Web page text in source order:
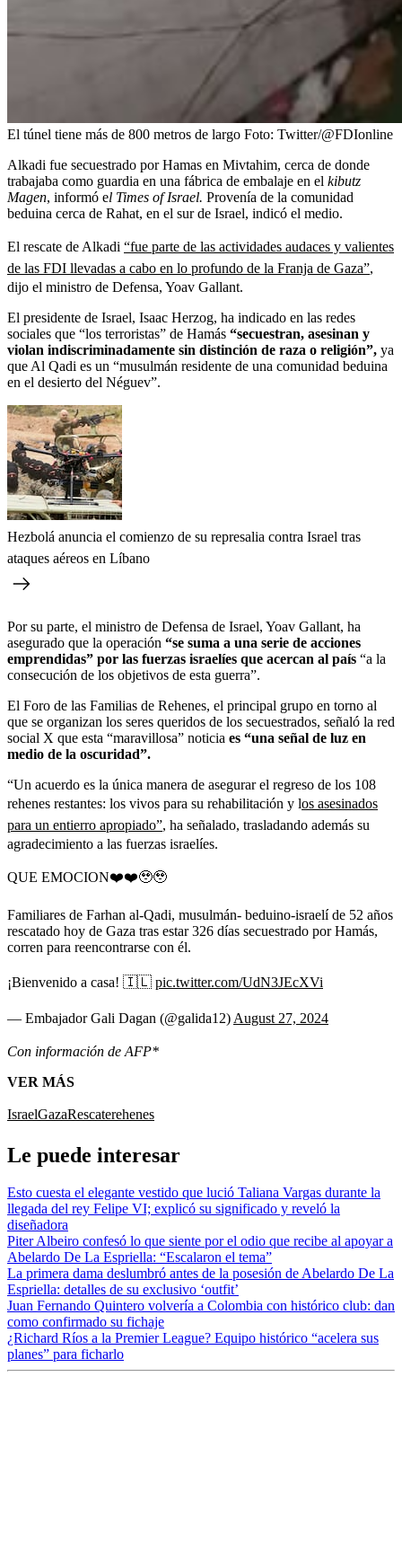
El túnel tiene más de 800 metros de largo Foto: Twitter/@FDIonline
Alkadi fue secuestrado por Hamas en Mivtahim, cerca de donde
trabajaba como guardia en una fábrica de embalaje en el kibutz
Magen, informó el Times of Israel. Provenía de la comunidad
beduina cerca de Rahat, en el sur de Israel, indicó el medio.
El rescate de Alkadi “fue parte de las actividades audaces y valientes
de las FDI llevadas a cabo en lo profundo de la Franja de Gaza”,
dijo el ministro de Defensa, Yoav Gallant.
El presidente de Israel, Isaac Herzog, ha indicado en las redes
sociales que “los terroristas” de Hamás “secuestran, asesinan y
violan indiscriminadamente sin distinción de raza o religión”, ya
que Al Qadi es un “musulmán residente de una comunidad beduina
en el desierto del Néguev”.
Hezbolá anuncia el comienzo de su represalia contra Israel tras
ataques aéreos en Líbano
Por su parte, el ministro de Defensa de Israel, Yoav Gallant, ha
asegurado que la operación “se suma a una serie de acciones
emprendidas” por las fuerzas israelíes que acercan al país “a la
consecución de los objetivos de esta guerra”.
El Foro de las Familias de Rehenes, el principal grupo en torno al
que se organizan los seres queridos de los secuestrados, señaló la red
social X que esta “maravillosa” noticia es “una señal de luz en
medio de la oscuridad”.
“Un acuerdo es la única manera de asegurar el regreso de los 108
rehenes restantes: los vivos para su rehabilitación y los asesinados
para un entierro apropiado”, ha señalado, trasladando además su
agradecimiento a las fuerzas israelíes.
QUE EMOCION❤️❤️🥹🥹
Familiares de Farhan al-Qadi, musulmán- beduino-israelí de 52 años
rescatado hoy de Gaza tras estar 326 días secuestrado por Hamás,
corren para reencontrarse con él.
¡Bienvenido a casa! 🇮🇱 pic.twitter.com/UdN3JEcXVi
— Embajador Gali Dagan (@galida12) August 27, 2024
Con información de AFP*
VER MÁS
IsraelGazaRescaterehenes
Le puede interesar
Esto cuesta el elegante vestido que lució Taliana Vargas durante la
llegada del rey Felipe VI; explicó su significado y reveló la
diseñadora
Piter Albeiro confesó lo que siente por el odio que recibe al apoyar a
Abelardo De La Espriella: “Escalaron el tema”
La primera dama deslumbró antes de la posesión de Abelardo De La
Espriella: detalles de su exclusivo ‘outfit’
Juan Fernando Quintero volvería a Colombia con histórico club: dan
como confirmado su fichaje
¿Richard Ríos a la Premier League? Equipo histórico “acelera sus
planes” para ficharlo